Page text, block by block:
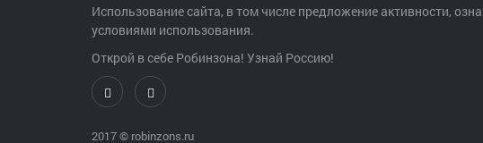
Использование сайта, в том числе предложение активности,
условиями использования.
Открой в себе Робинзона! Узнай Россию!
2017 © robinzons.ru